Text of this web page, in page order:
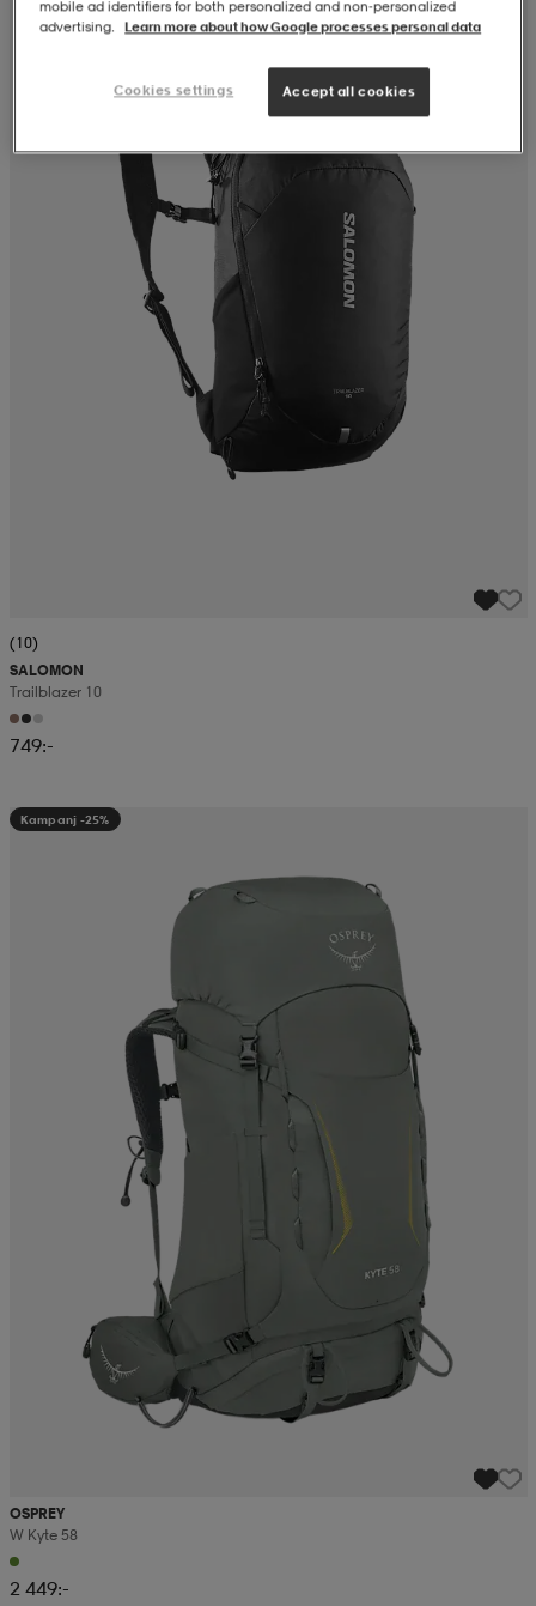
(10)
SALOMON
Trailblazer 10
749:-
Kampanj -25%
OSPREY
W Kyte 58
2 449:-
mobile ad identifiers for both personalized and non‑personalized
advertising.
Learn more about how Google processes personal data
Cookies settings Accept all cookies